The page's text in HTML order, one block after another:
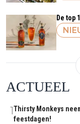
De top
ACTUEEL
1Thirsty Monkeys
feestdagen!